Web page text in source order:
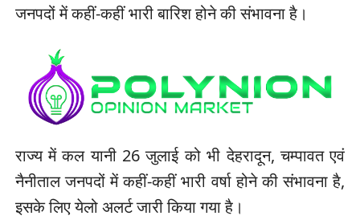
जनपदों में कहीं-कहीं भारी बारिश होने की संभावना है।
राज्य में कल यानी 26 जुलाई को भी देहरादून, चम्पावत एवं
नैनीताल जनपदों में कहीं-कहीं भारी वर्षा होने की संभावना है,
इसके लिए येलो अलर्ट जारी किया गया है।